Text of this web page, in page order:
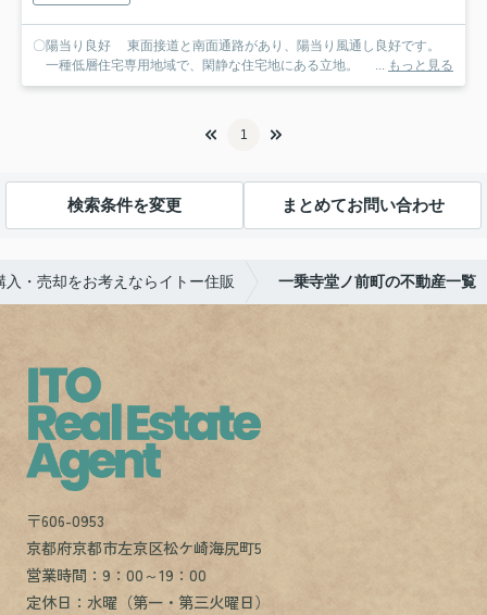
〇陽当り良好 東面接道と南面通路があり、陽当り風通し良好です。
一種低層住宅専用地域で、閑静な住宅地にある立地。 ...
もっと見る
1
検索条件を変更 まとめてお問い合わせ
・売却をお考えならイトー住販 一乗寺堂ノ前町の不動産一覧
〒606-0953
京都府京都市左京区松ケ崎海尻町5
営業時間：9：00～19：00
定休日：水曜（第一・第三火曜日）